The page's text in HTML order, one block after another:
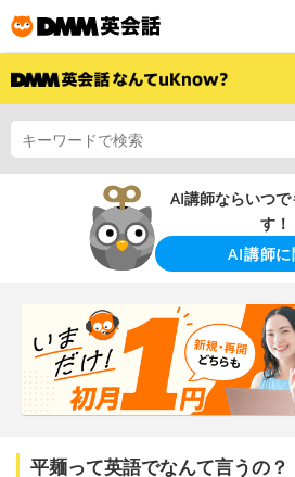
AI講師ならいつ
す！
AI講師に
平麺って英語でなんて言うの？